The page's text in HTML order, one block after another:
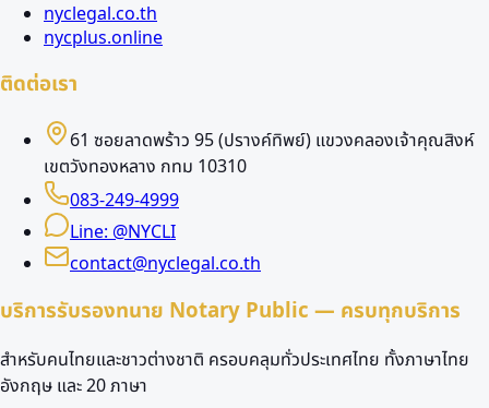
nyclegal.co.th
nycplus.online
ติดต่อเรา
61 ซอยลาดพร้าว 95 (ปรางค์ทิพย์) แขวงคลองเจ้าคุณสิงห์
เขตวังทองหลาง กทม 10310
083-249-4999
Line: @NYCLI
contact@nyclegal.co.th
บริการรับรองทนาย Notary Public — ครบทุกบริการ
สำหรับคนไทยและชาวต่างชาติ ครอบคลุมทั่วประเทศไทย ทั้งภาษาไทย
อังกฤษ และ 20 ภาษา